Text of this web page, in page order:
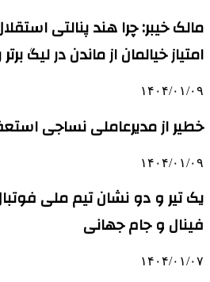
امتیاز خیالمان از ماندن در لیگ
۱۴۰۴/۰۱/۰۹
خطیر از مدیرعاملی نساجی
۱۴۰۴/۰۱/۰۹
یک تیر و دو نشان تیم ملی
فینال و جام جهانی
۱۴۰۴/۰۱/۰۷